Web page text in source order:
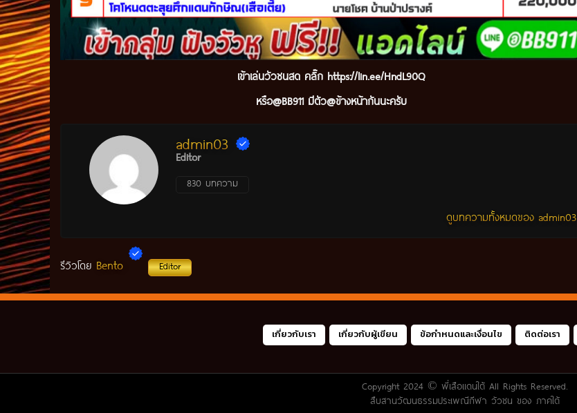
เข้าเล่นวัวชนสด คลิ๊ก https://lin.ee/HndL90Q
หรือ@BB911 มีตัว@ข้างหน้ากันนะครับ
admin03
Editor
830 บทความ
ดูบทความทั้งหมดของ admin03
รีวิวโดย Bento Editor
เกี่ยวกับเรา เกี่ยวกับผู้เขียน ข้อกำหนดและเงื่อนไข ติดต่อเรา
Copyright 2024 © พี่เสือแดนใต้ All Rights Reserved.
สืบสานวัฒนธรรมประเพณีกีฬา วัวชน ของ ภาคใต้